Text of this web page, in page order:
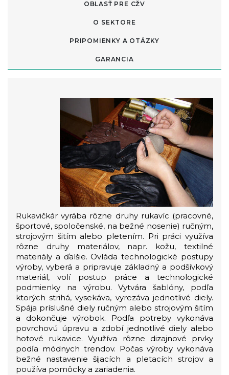
OBLASŤ PRE CŽV
O SEKTORE
PRIPOMIENKY A OTÁZKY
GARANCIA
Rukavičkár vyrába rôzne druhy rukavíc (pracovné,
športové, spoločenské, na bežné nosenie) ručným,
strojovým šitím alebo pletením. Pri práci využíva
rôzne druhy materiálov, napr. kožu, textilné
materiály a ďalšie. Ovláda technologické postupy
výroby, vyberá a pripravuje základný a podšívkový
materiál, volí postup práce a technologické
podmienky na výrobu. Vytvára šablóny, podľa
ktorých strihá, vysekáva, vyrezáva jednotlivé diely.
Spája príslušné diely ručným alebo strojovým šitím
a dokončuje výrobok. Podľa potreby vykonáva
povrchovú úpravu a zdobí jednotlivé diely alebo
hotové rukavice. Využíva rôzne dizajnové prvky
podľa módnych trendov. Počas výroby vykonáva
bežné nastavenie šijacích a pletacích strojov a
používa pomôcky a zariadenia.